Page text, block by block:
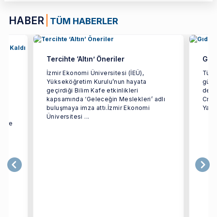
HABER TÜM HABERLER
Tercihte ‘Altın’ Öneriler
İzmir Ekonomi Üniversitesi (İEÜ),
Yükseköğretim Kurulu’nun hayata
geçirdiği Bilim Kafe etkinlikleri
kapsamında ‘Geleceğin Meslekleri’ adlı
buluşmaya imza attı.İzmir Ekonomi
Üniversitesi ...